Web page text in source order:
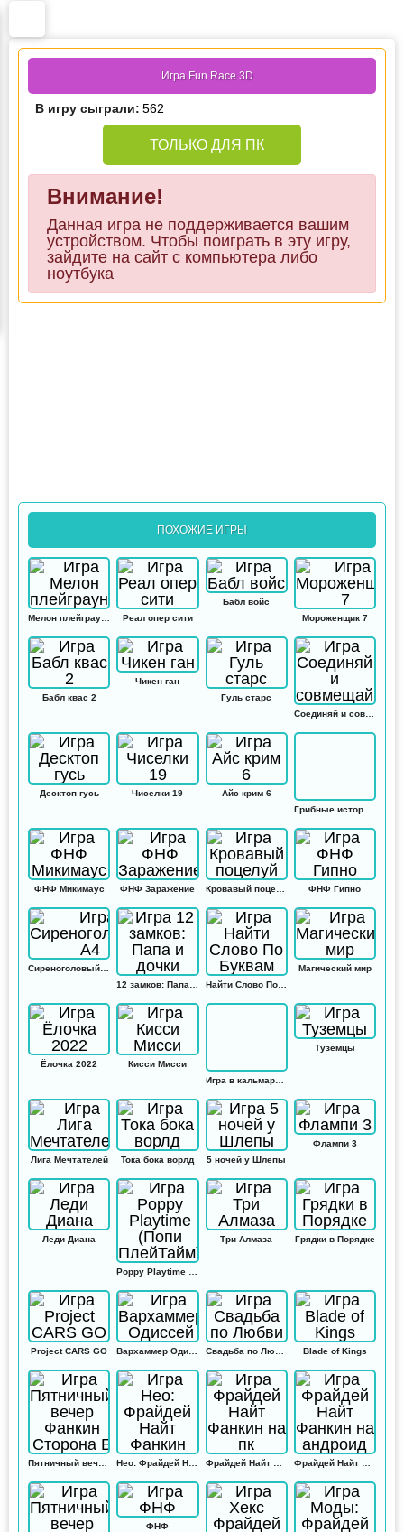
Игра Fun Race 3D
В игру сыграли: 562
ТОЛЬКО ДЛЯ ПК
Внимание!
Данная игра не поддерживается вашим
устройством. Чтобы поиграть в эту игру,
зайдите на сайт с компьютера либо
ноутбука
ПОХОЖИЕ ИГРЫ
Реал опер сити
Бабл войс
Мороженщик 7
Бабл квас 2
Чикен ган
Гуль старс
Соединяй и совмещай
Десктоп гусь Чиселки 19
Айс крим 6
Грибные истории: Кликер
ФНФ Микимаус ФНФ Заражение Кровавый поцелуй ФНФ Гипно
Найти Слово По Буквам
Магический мир
Ёлочка 2022
Кисси Мисси
Игра в кальмара: Амонг ас
Туземцы
Лига Мечтателей Тока бока ворлд 5 ночей у Шлепы
Флампи 3
Леди Диана Три Алмаза Грядки в Порядке
Project CARS GO Свадьба по Любви Blade of Kings
ФНФ